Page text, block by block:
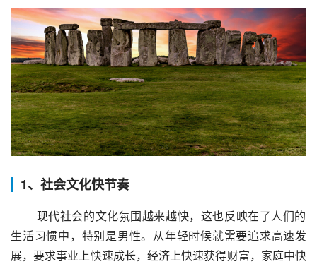
1、社会文化快节奏
生活习惯中，特别是男性。从年轻时候就需要追求高速发
展，要求事业上快速成长，经济上快速获得财富，家庭中快